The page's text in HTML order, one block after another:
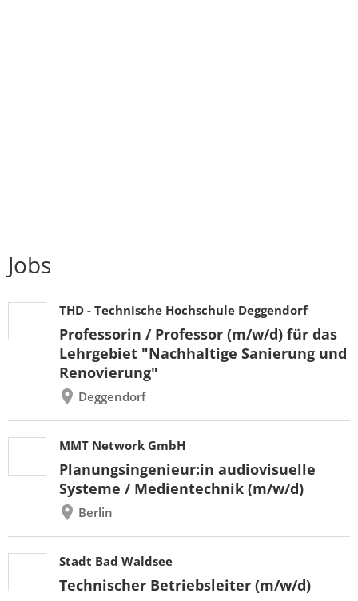
Jobs
THD - Technische Hochschule Deggendorf
Professorin / Professor (m/w/d) für das
Lehrgebiet "Nachhaltige Sanierung und
Renovierung"
Deggendorf
MMT Network GmbH
Planungsingenieur:in audiovisuelle
Systeme / Medientechnik (m/w/d)
Berlin
Stadt Bad Waldsee
Technischer Betriebsleiter (m/w/d)